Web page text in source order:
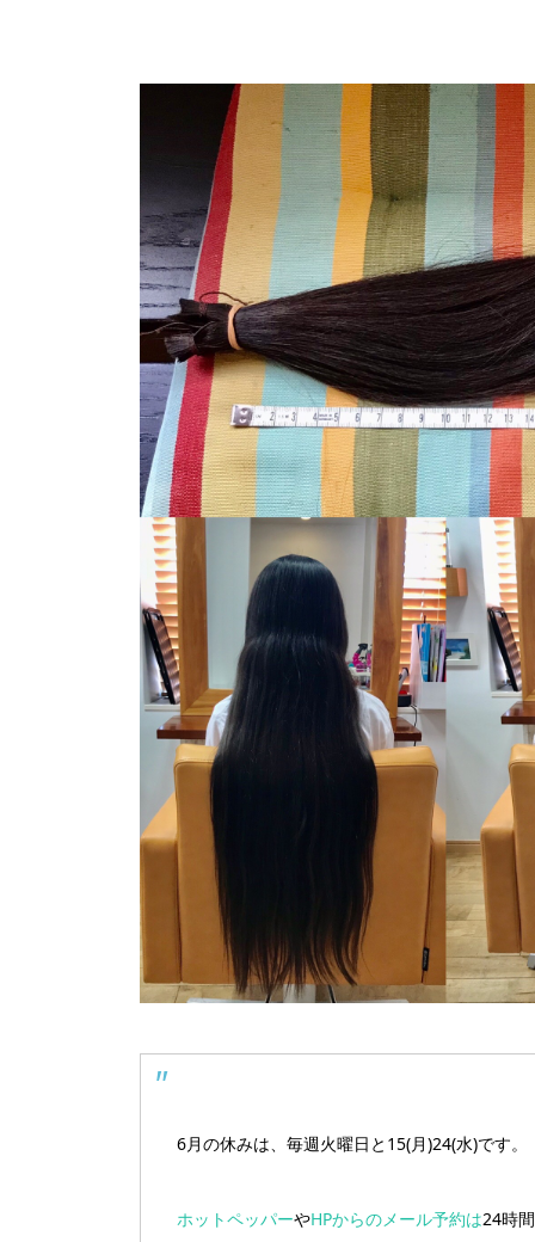
6月の休みは、毎週火曜日と15(月)24(水)です。
ホットペッパーやHPからのメール予約は24時